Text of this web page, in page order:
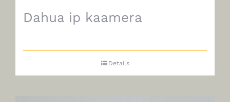
Dahua ip kaamera
Details